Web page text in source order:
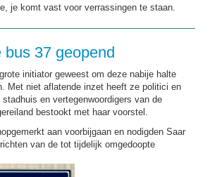
je komt vast voor verrassingen te staan.
bus 37 geopend
initiator geweest om deze nabije halte
Met niet aflatende inzet heeft ze politici en
en vertegenwoordigers van de
bestookt met haar voorstel.
aan voorbijgaan en nodigden Saar
van de tot tijdelijk omgedoopte